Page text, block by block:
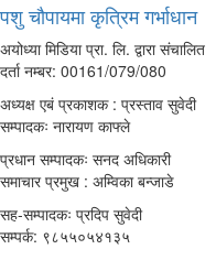
पशु चौपायमा कृत्रिम गर्भाधान
अयोध्या मिडिया प्रा. लि. द्वारा संचालित
दर्ता नम्बर: 00161/079/080
अध्यक्ष एबं प्रकाशक : प्रस्ताव सुवेदी
सम्पादकः नारायण काफ्ले
प्रधान सम्पादकः सनद अधिकारी
समाचार प्रमुख : अम्विका बन्जाडे
सह-सम्पादकः प्रदिप सुवेदी
सम्पर्क: ९८५५०५४१३५